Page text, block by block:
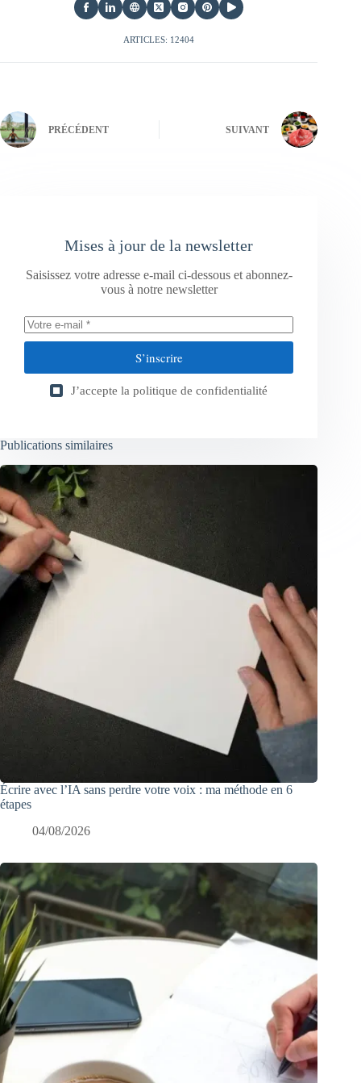
ARTICLES: 12404
PRÉCÉDENT SUIVANT
Mises à jour de la newsletter
Saisissez votre adresse e-mail ci-dessous et abonnez-
vous à notre newsletter
S’inscrire
J’accepte la politique de confidentialité
Publications similaires
Écrire avec l’IA sans perdre votre voix : ma méthode en 6
étapes
04/08/2026